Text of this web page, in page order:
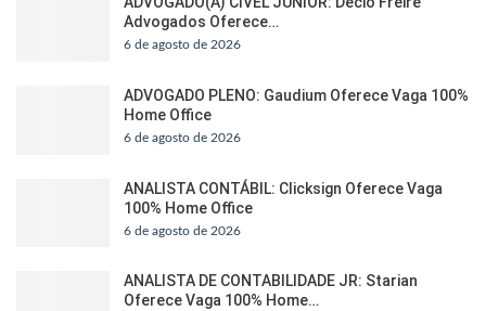
Advogados Oferece…
6 de agosto de 2026
ADVOGADO PLENO: Gaudium Oferece Vaga 100%
Home Office
6 de agosto de 2026
ANALISTA CONTÁBIL: Clicksign Oferece Vaga
100% Home Office
6 de agosto de 2026
ANALISTA DE CONTABILIDADE JR: Starian
Oferece Vaga 100% Home…